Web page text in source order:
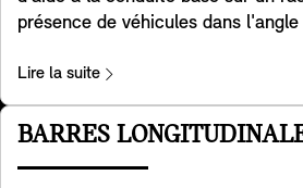
présence de véhicules dans
trajectoire. De plus, il aide à
traversent derrière vous lorsque
arrière avec votre MINI. Il aide
Lire la suite
BARRES